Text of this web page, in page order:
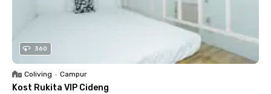
360
Coliving • Campur
Kost Rukita VIP Cideng